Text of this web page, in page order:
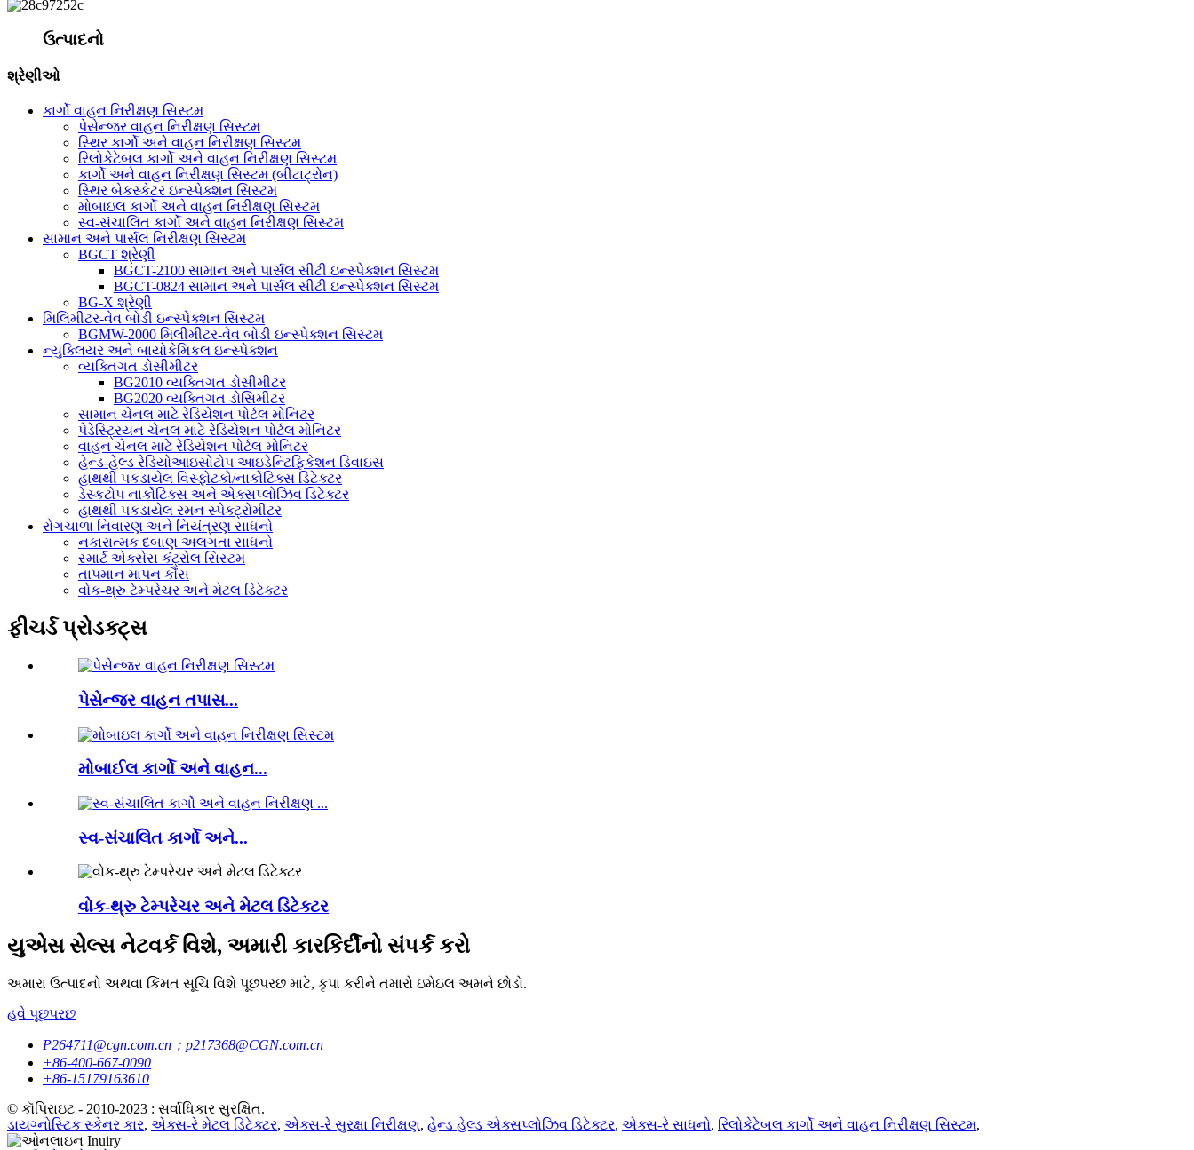
ઉત્પાદનો
શ્રેણીઓ
કાર્ગો વાહન નિરીક્ષણ સિસ્ટમ
પેસેન્જર વાહન નિરીક્ષણ સિસ્ટમ
સ્થિર કાર્ગો અને વાહન નિરીક્ષણ સિસ્ટમ
રિલોકેટેબલ કાર્ગો અને વાહન નિરીક્ષણ સિસ્ટમ
કાર્ગો અને વાહન નિરીક્ષણ સિસ્ટમ (બીટાટ્રોન)
સ્થિર બેકસ્કેટર ઇન્સ્પેક્શન સિસ્ટમ
મોબાઇલ કાર્ગો અને વાહન નિરીક્ષણ સિસ્ટમ
સ્વ-સંચાલિત કાર્ગો અને વાહન નિરીક્ષણ સિસ્ટમ
સામાન અને પાર્સલ નિરીક્ષણ સિસ્ટમ
BGCT શ્રેણી
BGCT-2100 સામાન અને પાર્સલ સીટી ઇન્સ્પેક્શન સિસ્ટમ
BGCT-0824 સામાન અને પાર્સલ સીટી ઇન્સ્પેક્શન સિસ્ટમ
BG-X શ્રેણી
મિલિમીટર-વેવ બોડી ઇન્સ્પેક્શન સિસ્ટમ
BGMW-2000 મિલીમીટર-વેવ બોડી ઇન્સ્પેક્શન સિસ્ટમ
ન્યુક્લિયર અને બાયોકેમિકલ ઇન્સ્પેક્શન
વ્યક્તિગત ડોસીમીટર
BG2010 વ્યક્તિગત ડોસીમીટર
BG2020 વ્યક્તિગત ડોસિમીટર
સામાન ચેનલ માટે રેડિયેશન પોર્ટલ મોનિટર
પેડેસ્ટ્રિયન ચેનલ માટે રેડિયેશન પોર્ટલ મોનિટર
વાહન ચેનલ માટે રેડિયેશન પોર્ટલ મોનિટર
હેન્ડ-હેલ્ડ રેડિયોઆઇસોટોપ આઇડેન્ટિફિકેશન ડિવાઇસ
હાથથી પકડાયેલ વિસ્ફોટકો/નાર્કોટિક્સ ડિટેક્ટર
ડેસ્કટોપ નાર્કોટિક્સ અને એક્સપ્લોઝિવ ડિટેક્ટર
હાથથી પકડાયેલ રમન સ્પેક્ટ્રોમીટર
રોગચાળા નિવારણ અને નિયંત્રણ સાધનો
નકારાત્મક દબાણ અલગતા સાધનો
સ્માર્ટ એક્સેસ કંટ્રોલ સિસ્ટમ
તાપમાન માપન કૌંસ
વોક-થ્રુ ટેમ્પરેચર અને મેટલ ડિટેક્ટર
ફીચર્ડ પ્રોડક્ટ્સ
પેસેન્જર વાહન તપાસ...
મોબાઈલ કાર્ગો અને વાહન...
સ્વ-સંચાલિત કાર્ગો અને...
વોક-થ્રુ ટેમ્પરેચર અને મેટલ ડિટેક્ટર
યુએસ સેલ્સ નેટવર્ક વિશે, અમારી કારકિર્દીનો સંપર્ક કરો
અમારા ઉત્પાદનો અથવા કિંમત સૂચિ વિશે પૂછપરછ માટે, કૃપા કરીને તમારો ઇમેઇલ અમને છોડો.
હવે પૂછપરછ
P264711@cgn.com.cn；p217368@CGN.com.cn
+86-400-667-0090
+86-15179163610
© કૉપિરાઇટ - 2010-2023 : સર્વાધિકાર સુરક્ષિત.
ડાયગ્નોસ્ટિક સ્કેનર કાર, એક્સ-રે મેટલ ડિટેક્ટર, એક્સ-રે સુરક્ષા નિરીક્ષણ, હેન્ડ હેલ્ડ એક્સપ્લોઝિવ ડિટેક્ટર, એક્સ-રે સાધનો, રિલોકેટેબલ કાર્ગો અને વાહન નિરીક્ષણ સિસ્ટમ,